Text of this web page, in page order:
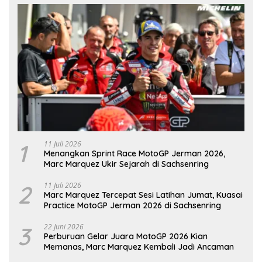
1 11 Juli 2026
Menangkan Sprint Race MotoGP Jerman 2026,
Marc Marquez Ukir Sejarah di Sachsenring
2 11 Juli 2026
Marc Marquez Tercepat Sesi Latihan Jumat, Kuasai
Practice MotoGP Jerman 2026 di Sachsenring
3 22 Juni 2026
Perburuan Gelar Juara MotoGP 2026 Kian
Memanas, Marc Marquez Kembali Jadi Ancaman